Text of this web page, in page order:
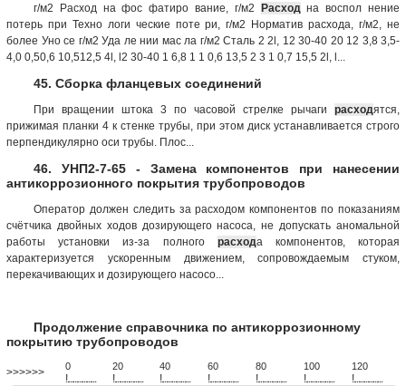
г/м2 Расход на фос фатиро вание, г/м2 Расход на воспол нение
потерь при Техно логи ческие поте ри, г/м2 Норматив расхода, г/м2, не
более Уно се г/м2 Уда ле нии мас ла г/м2 Сталь 2 2l, 12 30-40 20 12 3,8 3,5-
4,0 0,50,6 10,512,5 4l, l2 30-40 1 6,8 1 1 0,6 13,5 2 3 1 0,7 15,5 2l, l...
45. Сборка фланцевых соединений
При вращении штока 3 по часовой стрелке рычаги расходятся,
прижимая планки 4 к стенке трубы, при этом диск устанавливается строго
перпендикулярно оси трубы. Плос...
46. УНП2-7-65 - Замена компонентов при нанесении
антикоррозионного покрытия трубопроводов
Оператор должен следить за расходом компонентов по показаниям
счётчика двойных ходов дозирующего насоса, не допускать аномальной
работы установки из-за полного расхода компонентов, которая
характеризуется ускоренным движением, сопровождаемым стуком,
перекачивающих и дозирующего насосо...
Продолжение справочника по антикоррозионному
покрытию трубопроводов
>>>>>> 0
!...................
20
!...................
40
!...................
60
!...................
80
!...................
100
!...................
120
!...................